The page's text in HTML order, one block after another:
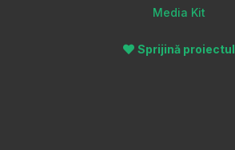
Media Kit
Sprijină proiectul